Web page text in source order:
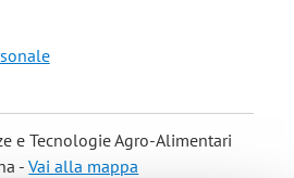
e Tecnologie Agro-Alimentari
-Vai alla mappa